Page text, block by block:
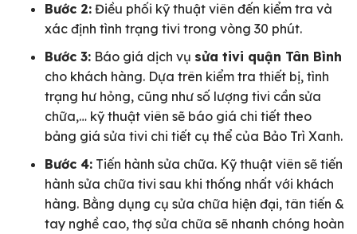
Bước 2:Điều phối kỹ thuật viên đến kiểm tra và
xác định tình trạng tivi trong vòng 30 phút.
Bước 3:Báo giá dịch vụ sửa tivi quận Tân Bình
cho khách hàng. Dựa trên kiểm tra thiết bị, tình
trạng hư hỏng, cũng như số lượng tivi cần sửa
chữa,… kỹ thuật viên sẽ báo giá chi tiết theo
bảng giá sửa tivi chi tiết cụ thể của Bảo Trì Xanh.
Bước 4:Tiến hành sửa chữa. Kỹ thuật viên sẽ tiến
hành sửa chữa tivi sau khi thống nhất với khách
hàng. Bằng dụng cụ sửa chữa hiện đại, tân tiến &
tay nghề cao, thợ sửa chữa sẽ nhanh chóng hoàn